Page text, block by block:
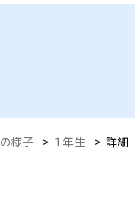
様子 > １年生 > 詳細